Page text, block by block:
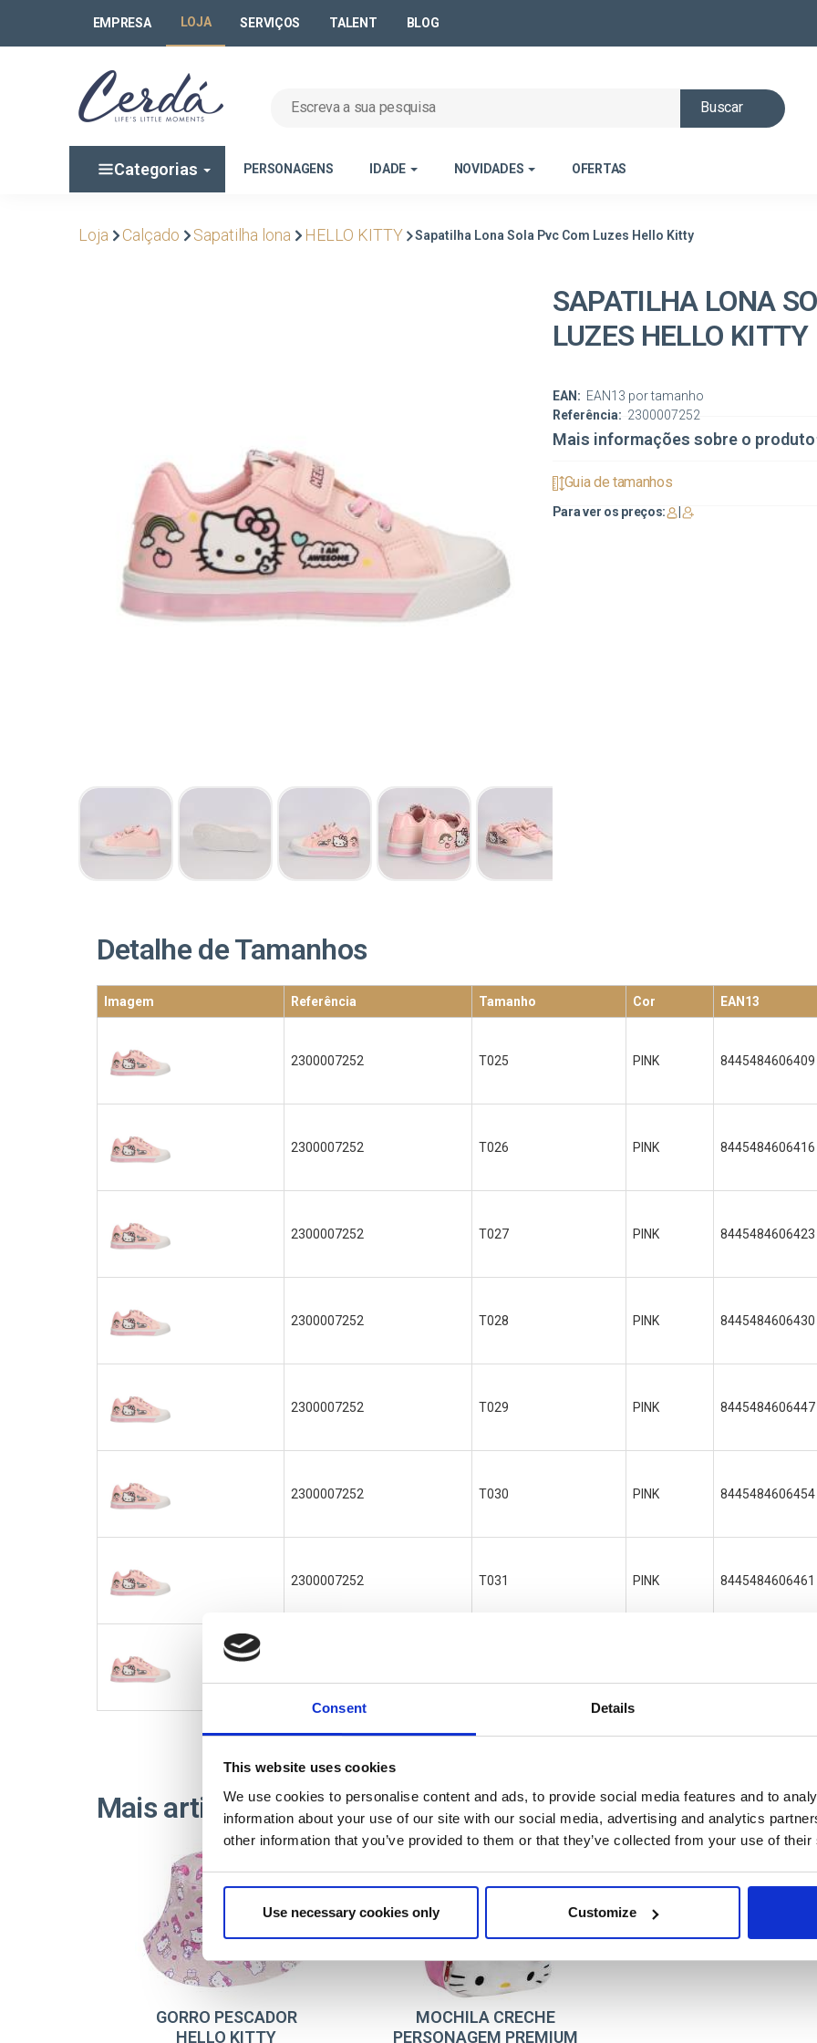
Consent Details
This website uses cookies
We use cookies to personalise content and ads, to provide social media features and to
information about your use of our site with our social media, advertising and analytics
other information that you’ve provided to them or that they’ve collected from your use of
Use necessary cookies only Customize
EMPRESA LOJA SERVIÇOS TALENT BLOG
Buscar
Categorias PERSONAGENS IDADE NOVIDADES OFERTAS
Loja Calçado Sapatilha lona HELLO KITTY Sapatilha Lona Sola Pvc Com Luzes Hello Kitty
SAPATILHA LONA
LUZES HELLO KITTY
Referência: 2300007252
EAN: EAN13 por tamanho
Mais informações sobre o produto
Guia de tamanhos
Para ver os preços:
Detalhe de Tamanhos
Imagem Referência Tamanho Cor EAN13
2300007252 T025 PINK 8445484606409
2300007252 T026 PINK 8445484606416
2300007252 T027 PINK 8445484606423
2300007252 T028 PINK 8445484606430
2300007252 T029 PINK 8445484606447
2300007252 T030 PINK 8445484606454
2300007252 T031 PINK 8445484606461
Mais artigos HELLO KITTY
GORRO PESCADOR
HELLO KITTY
MOCHILA CRECHE
PERSONAGEM PREMIUM